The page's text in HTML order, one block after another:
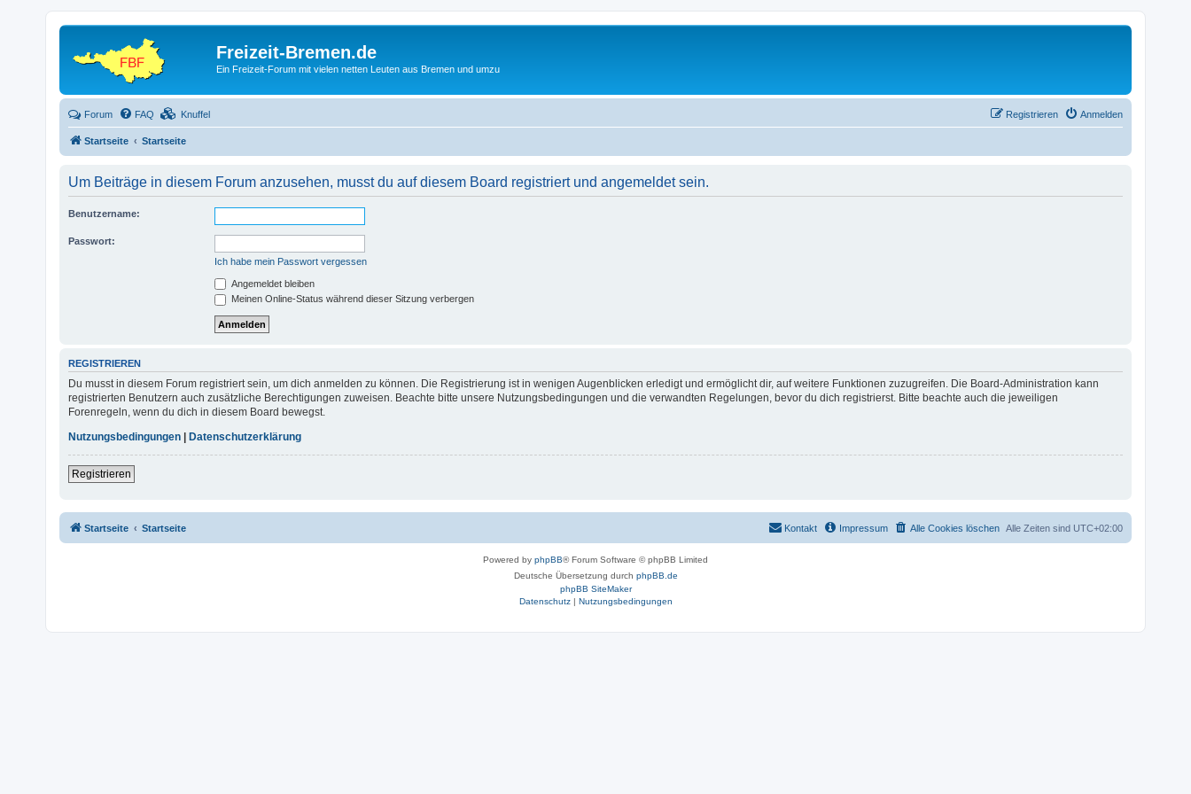
Freizeit-Bremen.de
Ein Freizeit-Forum mit vielen netten Leuten aus Bremen und umzu
Forum FAQ Knuffel Anmelden
Registrieren
Startseite Startseite
Um Beiträge in diesem Forum anzusehen, musst du auf diesem Board registriert und angemeldet sein.
Benutzername:
Passwort:
Ich habe mein Passwort vergessen
Angemeldet bleiben
Meinen Online-Status während dieser Sitzung verbergen
REGISTRIEREN
Du musst in diesem Forum registriert sein, um dich anmelden zu können. Die Registrierung ist in wenigen Augenblicken erledigt und ermöglicht dir, auf weitere Funktionen zuzugreifen. Die Board-Administration kann
registrierten Benutzern auch zusätzliche Berechtigungen zuweisen. Beachte bitte unsere Nutzungsbedingungen und die verwandten Regelungen, bevor du dich registrierst. Bitte beachte auch die jeweiligen
Forenregeln, wenn du dich in diesem Board bewegst.
Nutzungsbedingungen
Datenschutzerklärung
Registrieren
Startseite Startseite Alle Zeiten sind UTC+02:00
Alle Cookies löschen
Impressum
Kontakt
Powered by phpBB® Forum Software © phpBB Limited
Deutsche Übersetzung durch phpBB.de
phpBB SiteMaker
Datenschutz| Nutzungsbedingungen